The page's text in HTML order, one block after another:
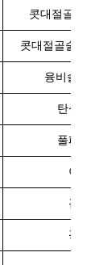
콧대절골술
콧대절골술 (
융비술
탄싱캐
풀페이
이마
관자
광대